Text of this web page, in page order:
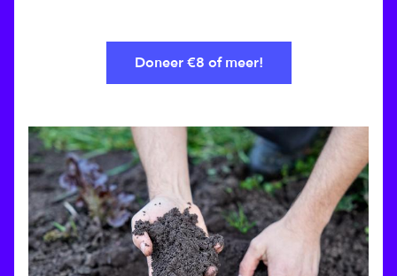
Doneer €8 of meer!